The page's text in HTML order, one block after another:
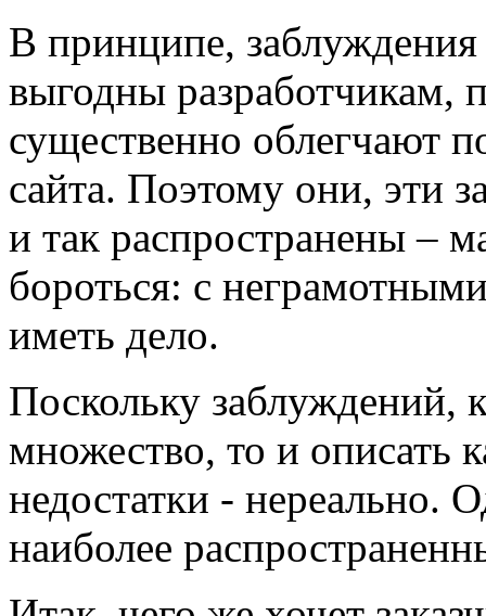
В принципе,
выгодны разработчикам,
существенно облегчают
сайта. Поэтому они, эти
и так распространены –
бороться: с
иметь дело.
Поскольку заблуждений,
множество, то и описать
недостатки - нереально.
наиболее